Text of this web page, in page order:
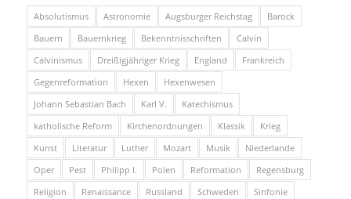
Absolutismus Astronomie Augsburger Reichstag
Barock
Bauern
Bauernkrieg Bekenntnisschriften
Calvin
Calvinismus
Dreißigjähriger Krieg England
Frankreich
Gegenreformation
Hexen
Hexenwesen
Johann Sebastian Bach
Karl V.
Katechismus
katholische Reform
Kirchenordnungen Klassik
Krieg
Kunst
Literatur Luther Mozart Musik
Niederlande
Oper
Pest Philipp I. Polen Reformation
Regensburg
Religion
Renaissance Russland Schweden
Sinfonie